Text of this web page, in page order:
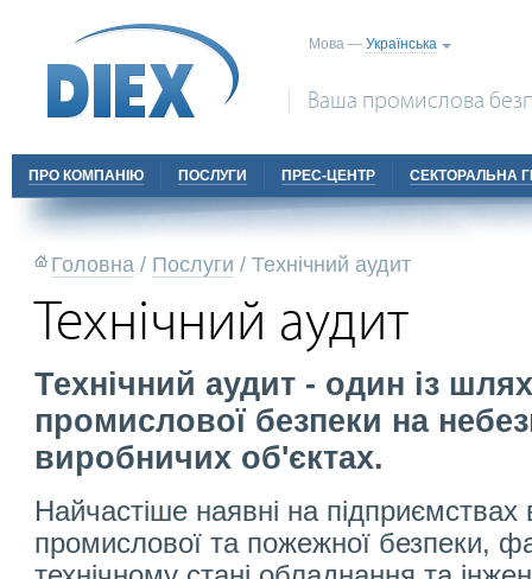
Мова — Українська
Ваша промислова
ПРО КОМПАНІЮ ПОСЛУГИ ПРЕС-ЦЕНТР СЕКТОРАЛЬНА
Головна / Послуги /Технічний аудит
Технічний аудит
Технічний аудит - один із
промислової безпеки на
виробничих об'єктах.
Найчастіше наявні на підприємствах
промислової та пожежної безпеки,